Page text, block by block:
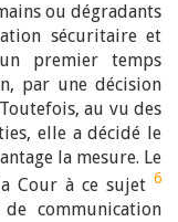
ou dégradants
sécuritaire et
premier temps
par une décision
au vu des
elle a décidé le
la mesure. Le
Cour à ce sujet 6
communication